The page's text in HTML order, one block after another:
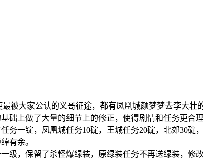
被大家公认的义哥征途，都有凤凰城颜梦梦去李大
础上做了大量的细节上的修正，使得剧情和任务更
一锭，凤凰城任务10碇，王城任务20碇，北郊30碇
有余。
级，保留了杀怪爆绿装，原绿装任务不再送绿装，